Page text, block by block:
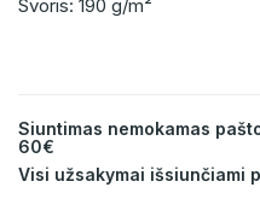
Svoris: 190 g/m²
Siuntimas nemokamas
60€
Visi užsakymai išsiunčiami